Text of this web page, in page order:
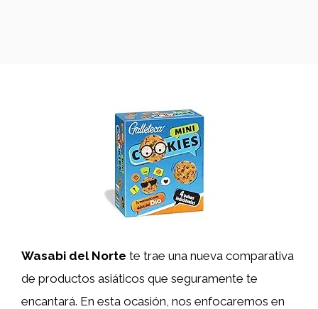
Wasabi del Norte te trae una nueva comparativa
de productos asiáticos que seguramente te
encantará. En esta ocasión, nos enfocaremos en